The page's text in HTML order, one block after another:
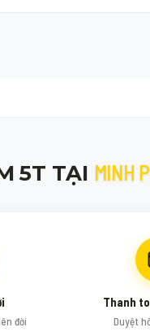
5T TẠI MINH
đời
Thanh
Duyệt